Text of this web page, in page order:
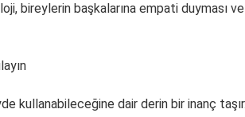
bireylerin başkalarına empati duyması ve
kullanabileceğine dair derin bir inanç